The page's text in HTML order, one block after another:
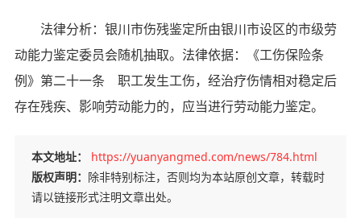
法律分析：银川市伤残鉴定所由银川市设区的市级劳
动能力鉴定委员会随机抽取。法律依据：《工伤保险条
例》第二十一条 职工发生工伤，经治疗伤情相对稳定后
存在残疾、影响劳动能力的，应当进行劳动能力鉴定。
本文地址：
https://yuanyangmed.com/news/784.html
版权声明： 除非特别标注，否则均为本站原创文章，转载时
请以链接形式注明文章出处。